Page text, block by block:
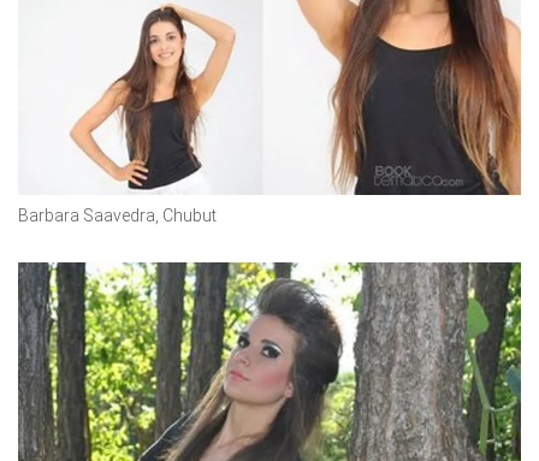
Barbara Saavedra, Chubut